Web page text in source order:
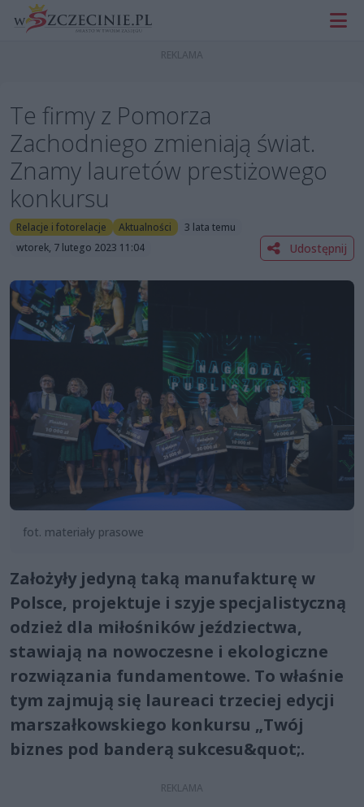
Te firmy z Pomorza
Zachodniego zmieniają świat.
Znamy lauretów prestiżowego
konkursu
Relacje i fotorelacje Aktualności
3 lata temu
wtorek, 7 lutego 2023 11:04
Udostępnij
fot. materiały prasowe
Założyły jedyną taką manufakturę w
Polsce, projektuje i szyje specjalistyczną
odzież dla miłośników jeździectwa,
stawiają na nowoczesne i ekologiczne
rozwiązania fundamentowe. To właśnie
tym zajmują się laureaci trzeciej edycji
marszałkowskiego konkursu „Twój
biznes pod banderą sukcesu&quot;.